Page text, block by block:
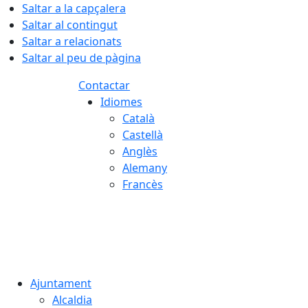
Saltar a la capçalera
Saltar al contingut
Saltar a relacionats
Saltar al peu de pàgina
Contactar
Idiomes
Català
Castellà
Anglès
Alemany
Francès
Ajuntament
Alcaldia